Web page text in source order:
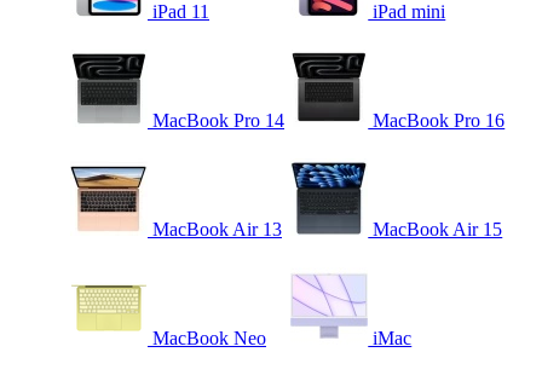
iPad 11 iPad mini
MacBook Pro 14 MacBook Pro 16
MacBook Air 13 MacBook Air 15
MacBook Neo iMac